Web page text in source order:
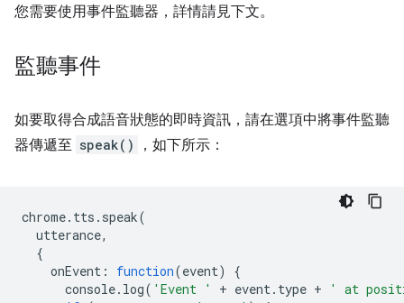
您需要使用事件監聽器，詳情請見下文。
監聽事件
如要取得合成語音狀態的即時資訊，請在選項中將事件監聽
器傳遞至 speak() ，如下所示：
chrome. tts . speak(
utterance,
{
onEvent : function(event)
{
console. log( 'Event ' + event. type +
' at